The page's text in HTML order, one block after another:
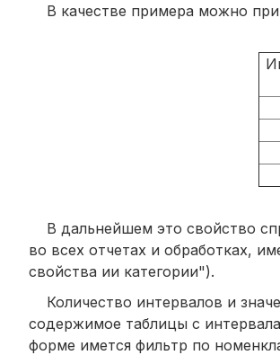
В качестве примера можно
В дальнейшем это свойство
во всех отчетах и обработках,
свойства ии категории").
Количество интервалов и
содержимое таблицы с
форме имется фильтр по